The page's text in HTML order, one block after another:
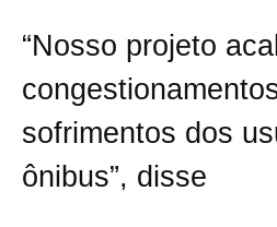
“Nosso projeto
sofrimentos dos
ônibus”, disse